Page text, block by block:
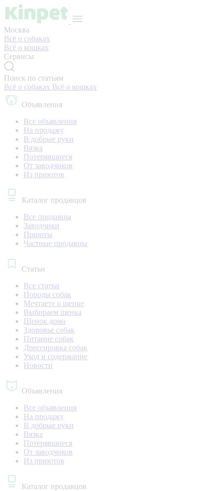
Москва
Всё о собаках
Всё о кошках
Сервисы
Поиск по статьям
Всё о собаках Всё о кошках
Объявления
Все объявления
На продажу
В добрые руки
Вязка
Потерявшиеся
От заводчиков
Из приютов
Каталог продавцов
Все продавцы
Заводчики
Приюты
Частные продавцы
Статьи
Все статьи
Породы собак
Мечтаете о щенке
Выбираем щенка
Щенок дома
Здоровье собак
Питание собак
Дрессировка собак
Уход и содержание
Новости
Объявления
Все объявления
На продажу
В добрые руки
Вязка
Потерявшиеся
От заводчиков
Из приютов
Каталог продавцов